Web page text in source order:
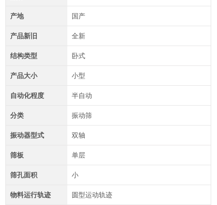
产地 国产
产品新旧 全新
结构类型 卧式
产品大小 小型
自动化程度 半自动
分类 振动筛
振动器型式 双轴
筛板 单层
筛孔面积 小
物料运行轨迹 圆型运动轨迹